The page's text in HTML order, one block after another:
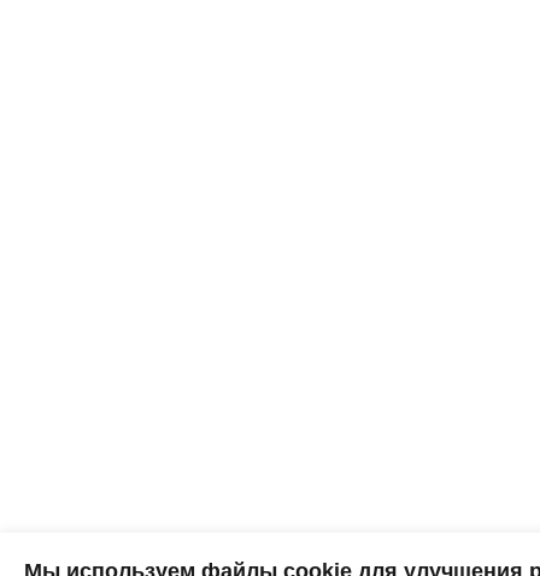
Мы используем файлы cookie для улучшения